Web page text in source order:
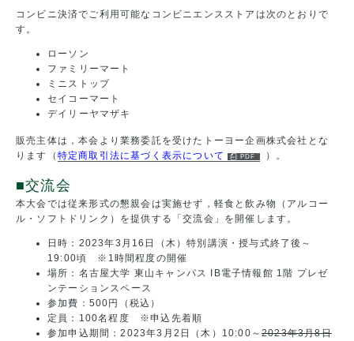
コンビニ決済でご利用可能なコンビニエンスストアは次のとおりで
す。
ローソン
ファミリーマート
ミニストップ
セイコーマート
デイリーヤマザキ
販売主体は，本会より業務委託を受けたトーヨー企画株式会社とな
ります（ 特定商取引法に基づく表示について ）。
■交流会
本大会では従来形式の懇親会は実施せず，軽食と飲み物（アルコー
ル・ソフトドリンク）を提供する「交流会」を開催します。
日時：2023年3月16日（木）特別講演・授与式終了後～
19:00頃 ※1時間程度の開催
場所：名古屋大学 東山キャンパス IB電子情報館 1階 プレゼ
ンテーションスペース
参加費：500円（税込）
定員：100名程度 ※申込先着順
参加申込期間：2023年3月2日（木）10:00～ 2023年3月8日